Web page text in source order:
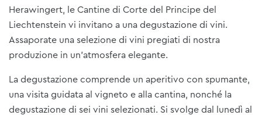
Herawingert, le Cantine di Corte del Principe del
Liechtenstein vi invitano a una degustazione di vini.
Assaporate una selezione di vini pregiati di nostra
produzione in un'atmosfera elegante.
La degustazione comprende un aperitivo con spumante,
una visita guidata al vigneto e alla cantina, nonché la
degustazione di sei vini selezionati. Si svolge dal lunedì al